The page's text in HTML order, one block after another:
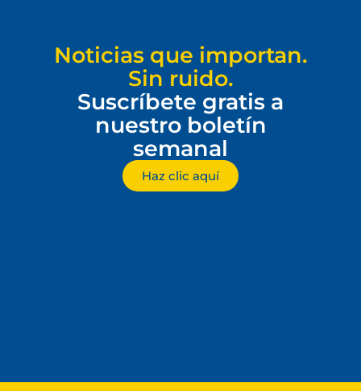
Noticias que importan.
Sin ruido.
Suscríbete gratis a
nuestro boletín
semanal
Haz clic aquí